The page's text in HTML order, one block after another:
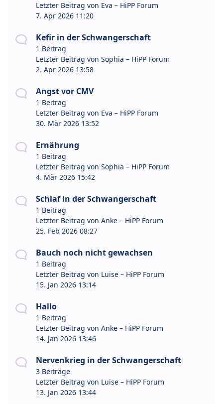
Letzter Beitrag von Eva – HiPP Forum
7. Apr 2026 11:20
Kefir in der Schwangerschaft
1 Beitrag
Letzter Beitrag von Sophia – HiPP Forum
2. Apr 2026 13:58
Angst vor CMV
1 Beitrag
Letzter Beitrag von Eva – HiPP Forum
30. Mär 2026 13:52
Ernährung
1 Beitrag
Letzter Beitrag von Sophia – HiPP Forum
4. Mär 2026 15:42
Schlaf in der Schwangerschaft
1 Beitrag
Letzter Beitrag von Anke – HiPP Forum
25. Feb 2026 08:27
Bauch noch nicht gewachsen
1 Beitrag
Letzter Beitrag von Luise – HiPP Forum
15. Jan 2026 13:14
Hallo
1 Beitrag
Letzter Beitrag von Anke – HiPP Forum
14. Jan 2026 13:46
Nervenkrieg in der Schwangerschaft
3 Beiträge
Letzter Beitrag von Luise – HiPP Forum
13. Jan 2026 13:44